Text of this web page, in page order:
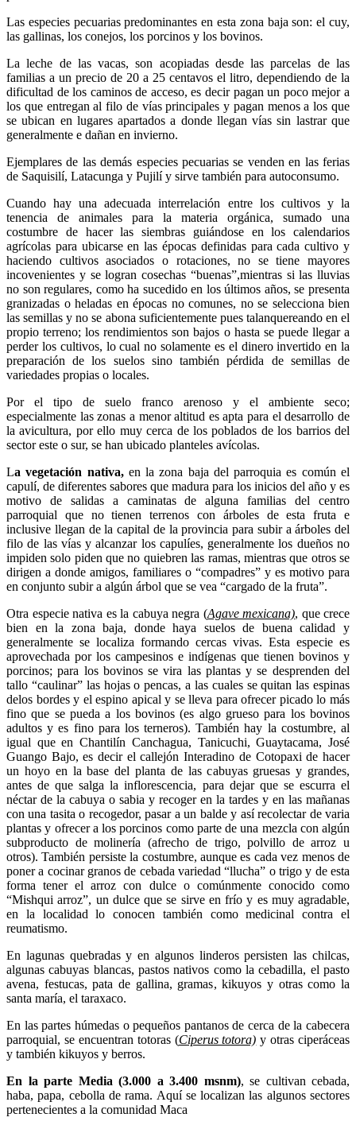
Las especies pecuarias predominantes en esta zona baja son: el cuy,
las gallinas, los conejos, los porcinos y los bovinos.
La leche de las vacas, son acopiadas desde las parcelas de las
familias a un precio de 20 a 25 centavos el litro, dependiendo de la
dificultad de los caminos de acceso, es decir pagan un poco mejor a
los que entregan al filo de vías principales y pagan menos a los que
se ubican en lugares apartados a donde llegan vías sin lastrar que
generalmente e dañan en invierno.
Ejemplares de las demás especies pecuarias se venden en las ferias
de Saquisilí, Latacunga y Pujilí y sirve también para autoconsumo.
Cuando hay una adecuada interrelación entre los cultivos y la
tenencia de animales para la materia orgánica, sumado una
costumbre de hacer las siembras guiándose en los calendarios
agrícolas para ubicarse en las épocas definidas para cada cultivo y
haciendo cultivos asociados o rotaciones, no se tiene mayores
incovenientes y se logran cosechas “buenas”,mientras si las lluvias
no son regulares, como ha sucedido en los últimos años, se presenta
granizadas o heladas en épocas no comunes, no se selecciona bien
las semillas y no se abona suficientemente pues talanquereando en el
propio terreno; los rendimientos son bajos o hasta se puede llegar a
perder los cultivos, lo cual no solamente es el dinero invertido en la
preparación de los suelos sino también pérdida de semillas de
variedades propias o locales.
Por el tipo de suelo franco arenoso y el ambiente seco;
especialmente las zonas a menor altitud es apta para el desarrollo de
la avicultura, por ello muy cerca de los poblados de los barrios del
sector este o sur, se han ubicado planteles avícolas.
La vegetación nativa, en la zona baja del parroquia es común el
capulí, de diferentes sabores que madura para los inicios del año y es
motivo de salidas a caminatas de alguna familias del centro
parroquial que no tienen terrenos con árboles de esta fruta e
inclusive llegan de la capital de la provincia para subir a árboles del
filo de las vías y alcanzar los capulíes, generalmente los dueños no
impiden solo piden que no quiebren las ramas, mientras que otros se
dirigen a donde amigos, familiares o “compadres” y es motivo para
en conjunto subir a algún árbol que se vea “cargado de la fruta”.
Otra especie nativa es la cabuya negra (Agave mexicana), que crece
bien en la zona baja, donde haya suelos de buena calidad y
generalmente se localiza formando cercas vivas. Esta especie es
aprovechada por los campesinos e indígenas que tienen bovinos y
porcinos; para los bovinos se vira las plantas y se desprenden del
tallo “caulinar” las hojas o pencas, a las cuales se quitan las espinas
delos bordes y el espino apical y se lleva para ofrecer picado lo más
fino que se pueda a los bovinos (es algo grueso para los bovinos
adultos y es fino para los terneros). También hay la costumbre, al
igual que en Chantilín Canchagua, Tanicuchi, Guaytacama, José
Guango Bajo, es decir el callejón Interadino de Cotopaxi de hacer
un hoyo en la base del planta de las cabuyas gruesas y grandes,
antes de que salga la inflorescencia, para dejar que se escurra el
néctar de la cabuya o sabia y recoger en la tardes y en las mañanas
con una tasita o recogedor, pasar a un balde y así recolectar de varia
plantas y ofrecer a los porcinos como parte de una mezcla con algún
subproducto de molinería (afrecho de trigo, polvillo de arroz u
otros). También persiste la costumbre, aunque es cada vez menos de
poner a cocinar granos de cebada variedad “llucha” o trigo y de esta
forma tener el arroz con dulce o comúnmente conocido como
“Mishqui arroz”, un dulce que se sirve en frío y es muy agradable,
en la localidad lo conocen también como medicinal contra el
reumatismo.
En lagunas quebradas y en algunos linderos persisten las chilcas,
algunas cabuyas blancas, pastos nativos como la cebadilla, el pasto
avena, festucas, pata de gallina, gramas, kikuyos y otras como la
santa maría, el taraxaco.
En las partes húmedas o pequeños pantanos de cerca de la cabecera
parroquial, se encuentran totoras (Ciperus totora) y otras ciperáceas
y también kikuyos y berros.
En la parte Media (3.000 a 3.400 msnm), se cultivan cebada,
haba, papa, cebolla de rama. Aquí se localizan las algunos sectores
pertenecientes a la comunidad Maca